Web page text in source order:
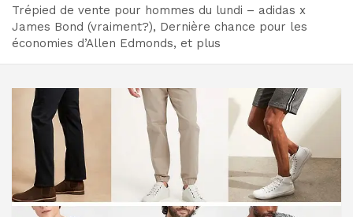
Trépied de vente pour hommes du lundi – adidas x
James Bond (vraiment?), Dernière chance pour les
économies d’Allen Edmonds, et plus